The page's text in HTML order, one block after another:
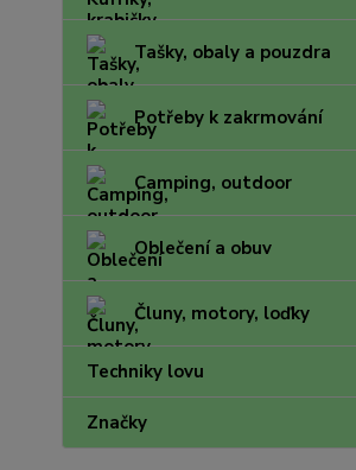
Tašky, obaly a pouzdra
Potřeby k zakrmování
Camping, outdoor
Oblečení a obuv
Čluny, motory, loďky
Techniky lovu
Značky